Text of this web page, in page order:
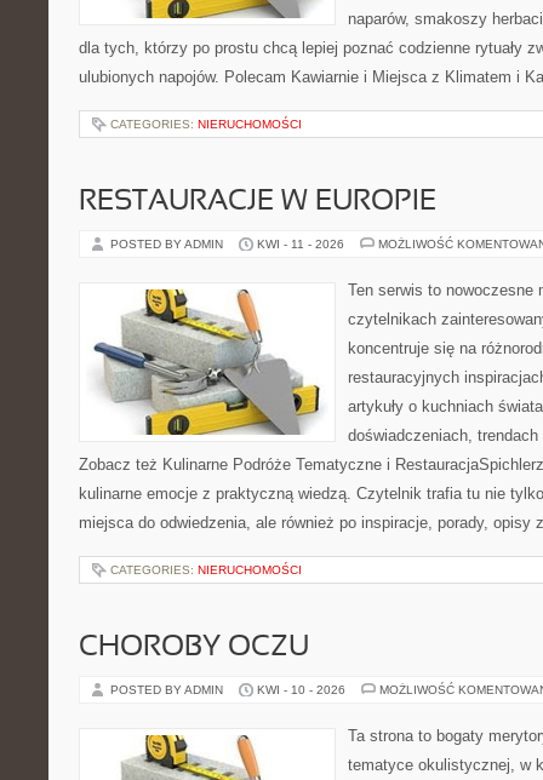
naparów, smakoszy
dla tych, którzy po prostu chcą lepiej poznać codzienne rytuały
ulubionych napojów. Polecam Kawiarnie i Miejsca z Klimatem i
CATEGORIES: NIERUCHOMOŚCI
RESTAURACJE W EUROPIE
POSTED BY ADMIN KWI - 11 - 2026 MOŻLIWOŚĆ
Ten serwis to nowoczesne
czytelnikach
koncentruje się na
restauracyjnych
artykuły o kuchniach
doświadczeniach,
Zobacz też Kulinarne Podróże Tematyczne i
kulinarne emocje z praktyczną wiedzą. Czytelnik trafia tu nie
miejsca do odwiedzenia, ale również po inspiracje, porady,
CATEGORIES: NIERUCHOMOŚCI
CHOROBY OCZU
POSTED BY ADMIN KWI - 10 - 2026 MOŻLIWOŚĆ
Ta strona to bogaty
tematyce okulistycznej, w